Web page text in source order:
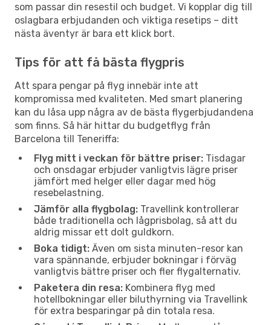
som passar din resestil och budget. Vi kopplar dig till
oslagbara erbjudanden och viktiga resetips – ditt
nästa äventyr är bara ett klick bort.
Tips för att få bästa flygpris
Att spara pengar på flyg innebär inte att
kompromissa med kvaliteten. Med smart planering
kan du låsa upp några av de bästa flygerbjudandena
som finns. Så här hittar du budgetflyg från
Barcelona till Teneriffa:
Flyg mitt i veckan för bättre priser: Tisdagar
och onsdagar erbjuder vanligtvis lägre priser
jämfört med helger eller dagar med hög
resebelastning.
Jämför alla flygbolag: Travellink kontrollerar
både traditionella och lågprisbolag, så att du
aldrig missar ett dolt guldkorn.
Boka tidigt: Även om sista minuten-resor kan
vara spännande, erbjuder bokningar i förväg
vanligtvis bättre priser och fler flygalternativ.
Paketera din resa: Kombinera flyg med
hotellbokningar eller biluthyrning via Travellink
för extra besparingar på din totala resa.